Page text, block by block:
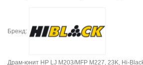
Бренд:
Драм-юнит HP LJ M203/MFP M227, 23K, Hi-